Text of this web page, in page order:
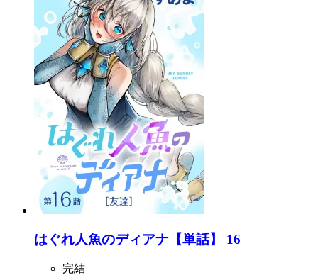
はぐれ人魚のディアナ【単話】 16
完結